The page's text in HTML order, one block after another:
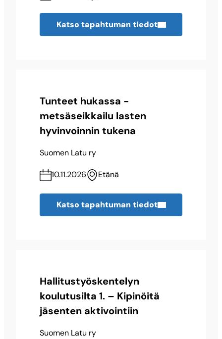
Katso tapahtuman tiedot
Tunteet hukassa -
metsäseikkailu lasten
hyvinvoinnin tukena
Suomen Latu ry
10.11.2026 Etänä
Katso tapahtuman tiedot
Hallitustyöskentelyn
koulutusilta 1. – Kipinöitä
jäsenten aktivointiin
Suomen Latu ry